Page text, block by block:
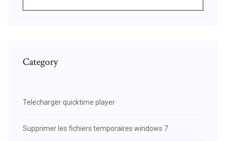
Category
Telecharger quicktime player
Supprimer les fichiers temporaires windows 7